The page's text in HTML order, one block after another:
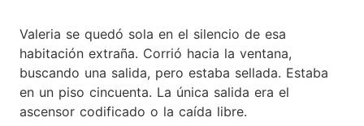
Valeria se quedó sola en el silencio de esa
habitación extraña. Corrió hacia la ventana,
buscando una salida, pero estaba sellada. Estaba
en un piso cincuenta. La única salida era el
ascensor codificado o la caída libre.